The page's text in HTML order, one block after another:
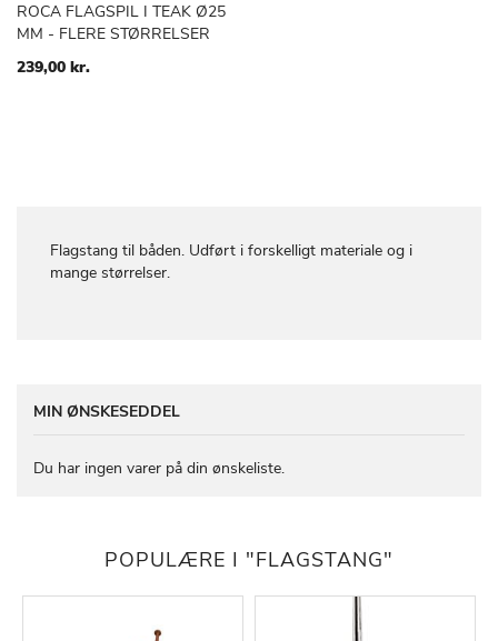
Flagstang til båden. Udført i forskelligt materiale og i
mange størrelser.
Læg i kurv
TILFØJ
TIL
SAMMENLIGN
ROCA FLAGSPIL I TEAK Ø25
MM - FLERE STØRRELSER
239,00 kr.
MIN ØNSKESEDDEL
Du har ingen varer på din ønskeliste.
POPULÆRE I "FLAGSTANG"